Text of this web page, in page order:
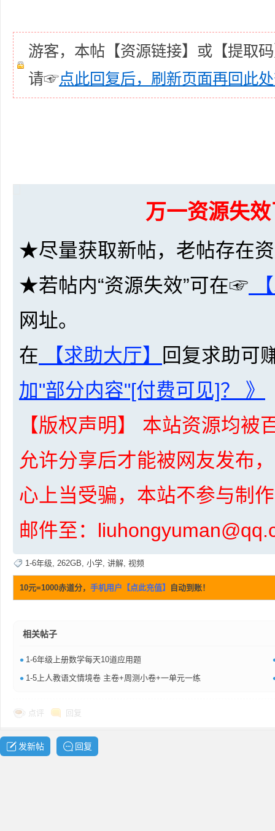
游客，本帖【资源链接】或【提取
请☞点此回复后，刷新页面再回此
万一资源失
★尽量获取新帖，老帖存在
★若帖内“资源失效”可在☞
网址。
在 【求助大厅】
回复求助可
加"部分内容"[付费可见]？ 》
【版权声明】 本站资源均
允许分享后才能被网友发布
心上当受骗，本站不参与制
邮件至：
1-6年级, 262GB, 小学, 讲解, 视频
10元=1000赤道分， 手机用户【点此充值】 自动到账！
相关帖子
• 1-6年级上册数学每天10道应用题
• 1-5上人教语文情境卷 主卷+周测小卷+一单元一练
点评 回复
发新帖 回复